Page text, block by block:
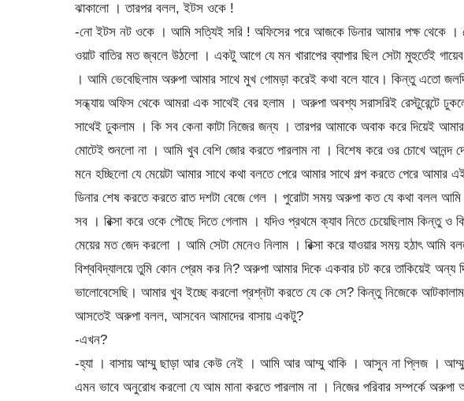
ঝাকালো । তারপর বলল, ইটস ওকে !
-নো ইটস নট ওকে । আমি সত্যিই সরি ! অফিসের পরে আজকে ডিনার আমার পক্ষ থেকে ।
ওয়াট বাতির মত জ্বলে উঠলো । একটু আগে যে মন খারাপের ব্যাপার ছিল সেটা মুহুর্তেই
। আমি ভেবেছিলাম অরুপা আমার সাথে মুখ গোমড়া করেই কথা বলে যাবে। কিন্তু এতো
সন্ধ্যায় অফিস থেকে আমরা এক সাথেই বের হলাম । অরুপা অবশ্য সরাসরিই রেস্টুরেন্টে
সাথেই ঢুকলাম । কি সব কেনা কাটা নিজের জন্য । তারপর আমাকে অবাক করে দিয়েই
মোটেই শুনলো না । আমি খুব বেশি জোর করতে পারলাম না । বিশেষ করে ওর চোখে আনন্দ
মনে হচ্ছিলো যে মেয়েটা আমার সাথে কথা বলতে পেরে আমার সাথে গল্প করতে পেরে
ডিনার শেষ করতে করতে রাত দশটা বেজে গেল । পুরোটা সময় অরুপা কত যে কথা বলল আমি
সব । রিক্সা করে ওকে পৌছে দিতে গেলাম । যদিও প্রথমে ক্যাব নিতে চেয়েছিলাম কিন্তু ও
মেয়ের মত জেদ করলো । আমি সেটা মেনেও নিলাম । রিক্সা করে যাওয়ার সময় হঠাৎ আমি
বিশ্ববিদ্যালয়ে তুমি কোন প্রেম কর নি? অরুপা আমার দিকে একবার চট করে তাকিয়েই
ভালোবেসেছি। আমার খুব ইচ্ছে করলো প্রশ্নটা করতে যে কে সে? কিন্তু নিজেকে আটকালাম
আসতেই অরুপা বলল, আসবেন আমাদের বাসায় একটু?
-এখন?
-হ্যা । বাসায় আম্মু ছাড়া আর কেউ নেই । আমি আর আম্মু থাকি । আসুন না প্লিজ । আম্মুর
এমন ভাবে অনুরোধ করলো যে আম মানা করতে পারলাম না । নিজের পরিবার সম্পর্কে